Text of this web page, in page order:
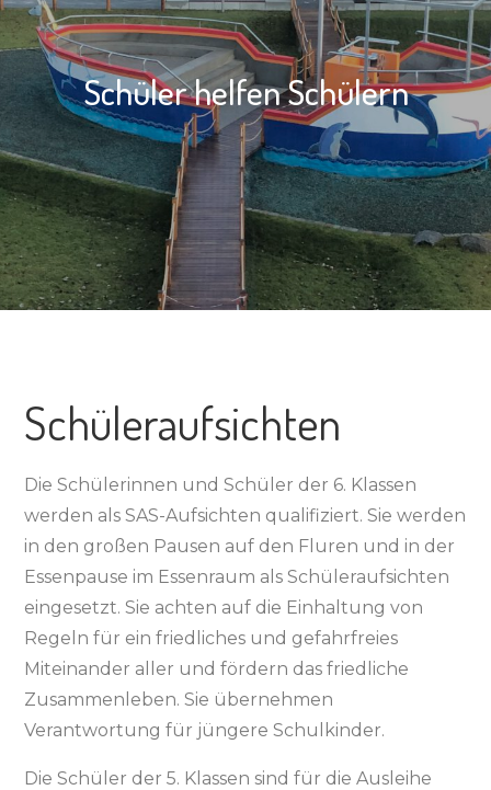
Schüler helfen Schülern
Schüleraufsichten
Die Schülerinnen und Schüler der 6. Klassen
werden als SAS-Aufsichten qualifiziert. Sie werden
in den großen Pausen auf den Fluren und in der
Essenpause im Essenraum als Schüleraufsichten
eingesetzt. Sie achten auf die Einhaltung von
Regeln für ein friedliches und gefahrfreies
Miteinander aller und fördern das friedliche
Zusammenleben. Sie übernehmen
Verantwortung für jüngere Schulkinder.
Die Schüler der 5. Klassen sind für die Ausleihe